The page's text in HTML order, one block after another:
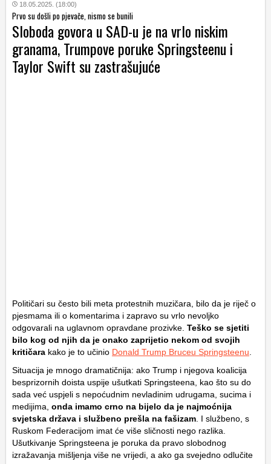
18.05.2025. (18:00)
Prvo su došli po pjevače, nismo se bunili
Sloboda govora u SAD-u je na vrlo niskim
granama, Trumpove poruke Springsteenu i
Taylor Swift su zastrašujuće
Političari su često bili meta protestnih muzičara, bilo da je riječ o
pjesmama ili o komentarima i zapravo su vrlo nevoljko
odgovarali na uglavnom opravdane prozivke. Teško se sjetiti
bilo kog od njih da je onako zaprijetio nekom od svojih
kritičara kako je to učinio Donald Trump Bruceu Springsteenu
Situacija je mnogo dramatičnija: ako Trump i njegova koalicija
besprizornih doista uspije ušutkati Springsteena, kao što su do
sada već uspjeli s nepoćudnim nevladinim udrugama, sucima i
medijima, onda imamo crno na bijelo da je najmoćnija
svjetska država i službeno prešla na fašizam . I službeno, s
Ruskom Federacijom imat će više sličnosti nego razlika.
Ušutkivanje Springsteena je poruka da pravo slobodnog
izražavanja mišljenja više ne vrijedi, a ako ga svejedno odlučite